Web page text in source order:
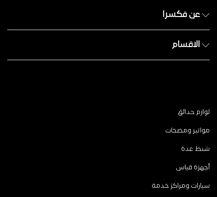
عن فكسرا
الاقسام
لوازم حدائق
مواتير ومضخات
شنط عدة
أجهزة قياس
سيارات ومراكز خدمة